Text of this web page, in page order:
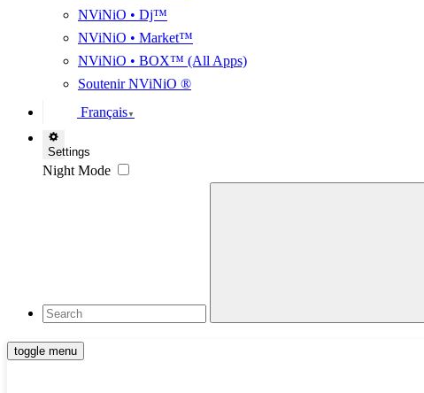
NViNiO • Dj™
NViNiO • Market™
NViNiO • BOX™ (All Apps)
Soutenir NViNiO ®
Français ▼
Settings
Night Mode
toggle menu